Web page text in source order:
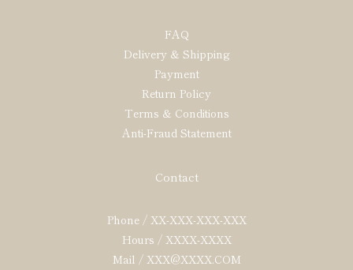
FAQ
Delivery & Shipping
Payment
Return Policy
Terms & Conditions
Anti-Fraud Statement
Contact
Phone / XX-XXX-XXX-XXX
Hours / XXXX-XXXX
Mail / XXX@XXXX.COM